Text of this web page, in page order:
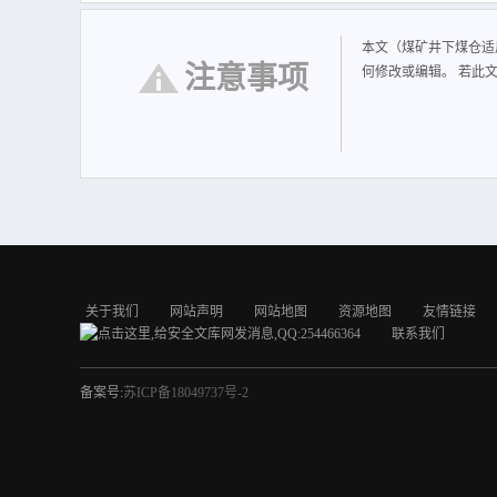
位 置 安 装 声 波
的 震 动，达 到 通
3、术 有 限 公 司3
5、有 效 处 置堵
加 闸 门强 度，提
司、陕 西 正 通 煤
6、到 煤仓 内 部
销 集 团同 富 新
特 码斯 派 克 工 业
7、清理、通 堵机
仓。山 东 鲁 科
器、A I 摄 像头 等
8、 仓 内 部 情 况
米 山 煤 业、山
煤 陈 家 山 煤 矿、
9、上 海 公 司、
（常 州）自 动 化
块 化 拼 接 功 能，
输 机，实 现原 煤
注意事项
本文（煤矿井下煤仓
何修改或编辑。 若此
关于我们 网站声明 网站地图 资源地图 友情链接
联系我们
备案号:苏ICP备18049737号-2